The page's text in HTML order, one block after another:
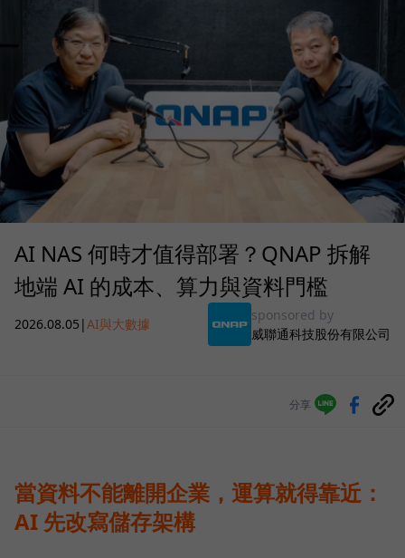
AI NAS 何時才值得部署？QNAP 拆解
地端 AI 的成本、算力與資料門檻
2026.08.05 |AI與大數據
sponsored by
威聯通科技股份有限公司
分享
當資料不能離開企業，運算就得靠近：
AI 先改寫儲存架構